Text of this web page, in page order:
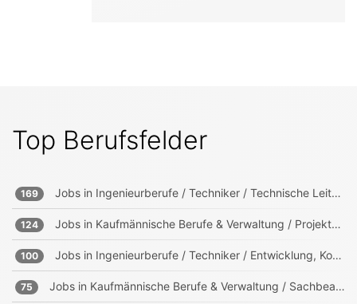
Top Berufsfelder
169 Jobs in Ingenieurberufe / Techniker / Technische Leitung, Projektleitung
124 Jobs in Kaufmännische Berufe & Verwaltung / Projektmanagement, Projektleitung
100 Jobs in Ingenieurberufe / Techniker / Entwicklung, Konstruktion, Produktmanagement
75 Jobs in Kaufmännische Berufe & Verwaltung / Sachbearbeitung und Verwaltung